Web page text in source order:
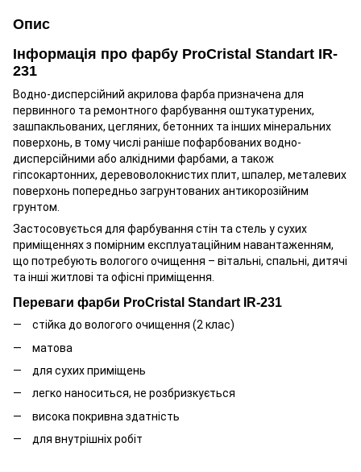
Опис
Інформація про фарбу ProCristal Standart IR-
231
Водно-дисперсійний акрилова фарба призначена для
первинного та ремонтного фарбування оштукатурених,
зашпакльованих, цегляних, бетонних та інших мінеральних
поверхонь, в тому числі раніше пофарбованих водно-
дисперсійними або алкідними фарбами, а також
гіпсокартонних, деревоволокнистих плит, шпалер, металевих
поверхонь попередньо загрунтованих антикорозійним
грунтом.
Застосовується для фарбування стін та стель у сухих
приміщеннях з помірним експлуатаційним навантаженням,
що потребують вологого очищення – вітальні, спальні, дитячі
та інші житлові та офісні приміщення.
Переваги фарби ProCristal Standart IR-231
стійка до вологого очищення (2 клас)
матова
для сухих приміщень
легко наноситься, не розбризкується
висока покривна здатність
для внутрішніх робіт